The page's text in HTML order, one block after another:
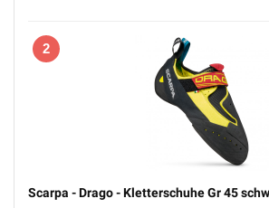
2
Scarpa - Drago - Kletterschuhe Gr 45